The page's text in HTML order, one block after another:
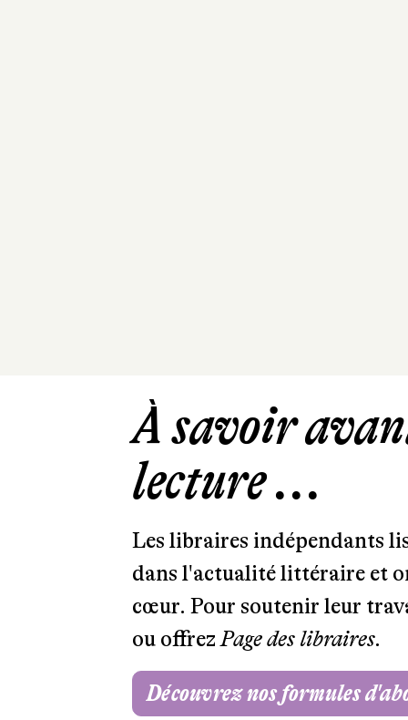
À savoir
lecture ...
Les libraires indépendants
dans l'actualité littéraire et
cœur. Pour soutenir leur
ou offrezPage des libraires.
Découvrez nos formules